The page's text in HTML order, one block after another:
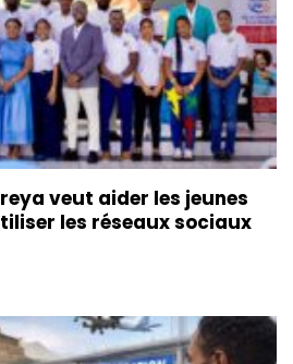
veut aider les jeunes
les réseaux sociaux